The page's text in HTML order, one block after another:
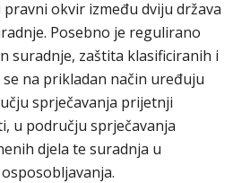
okvir između dviju država
Posebno je regulirano
suradnje, zaštita klasificiranih i
na prikladan način uređuju
sprječavanja prijetnji
u području sprječavanja
djela te suradnja u